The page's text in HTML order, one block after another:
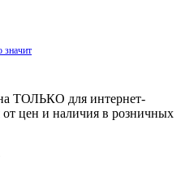
значит
ТОЛЬКО для интернет-
от цен и наличия в розничных